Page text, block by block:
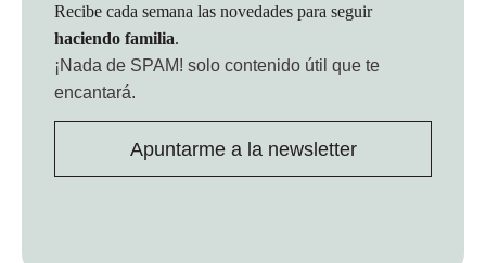
Recibe cada semana las novedades para seguir
haciendo familia.
¡Nada de SPAM! solo contenido útil que te
encantará.
Apuntarme a la newsletter